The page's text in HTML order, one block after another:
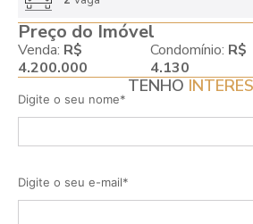
Preço do Imóvel
Venda: R$
4.200.000
Condomínio: R$
4.130
TENHO
Digite o seu nome*
Digite o seu e-mail*